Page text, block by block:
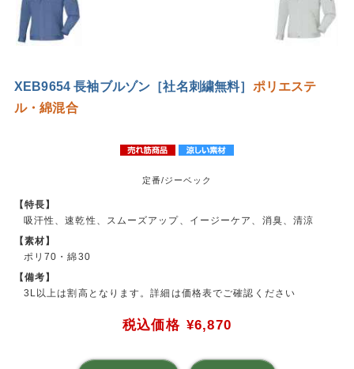
XEB9654 長袖ブルゾン［社名刺繍無料］ ポリエステ
ル・綿混合
定番/ジーベック
【特長】
吸汗性、速乾性、スムーズアップ、イージーケア、消臭、清涼
【素材】
ポリ70・綿30
【備考】
3L以上は割高となります。詳細は価格表でご確認ください
税込価格 ¥6,870